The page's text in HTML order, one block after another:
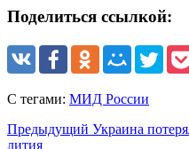
Поделиться ссылкой:
С тегами: МИД России
Предыдущий Украина
лития